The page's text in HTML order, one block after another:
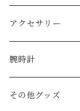
Martin Margiela
Yves Saint
GAULTIER
ハンド/トートバッ
リュック
その他バッグ
帽子
ベルト
財布
アクセサリー
ネックレス
ブレスレット
腕時計
その他グッズ